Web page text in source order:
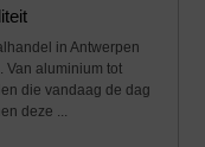
in Antwerpen
Van aluminium tot
die vandaag de dag
deze ...